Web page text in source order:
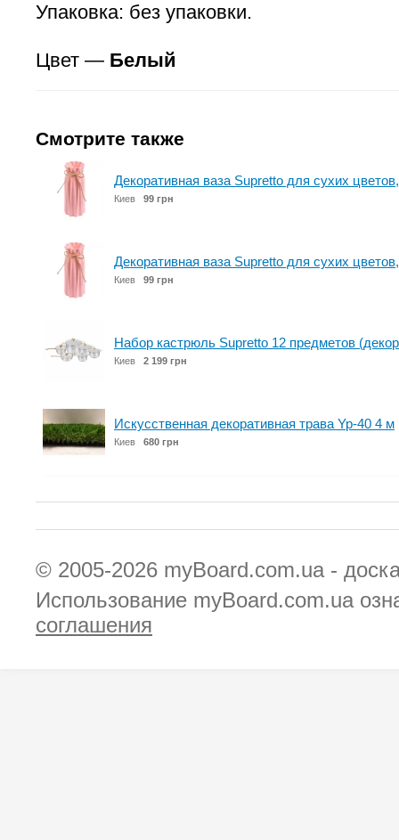
Упаковка: без упаковки.
Цвет — Белый
Смотрите также
Декоративная ваза Supretto для сухих
Киев 99 грн
Декоративная ваза Supretto для сухих
Киев 99 грн
Набор кастрюль Supretto 12 предметов
Киев 2 199 грн
Искусственная декоративная трава Yp-40 4 м
Киев 680 грн
© 2005-2026 myBoard.com.ua -
Использование myBoard.com.ua
соглашения